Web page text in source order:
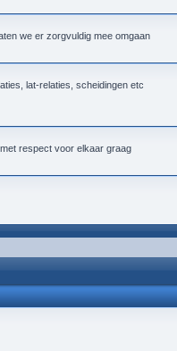
we er zorgvuldig mee omgaan
lat-relaties, scheidingen etc
respect voor elkaar graag